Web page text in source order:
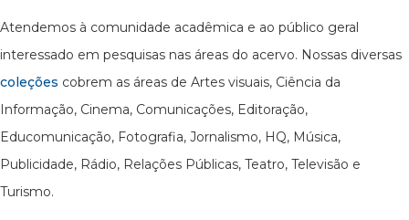
Atendemos à comunidade acadêmica e ao público geral
interessado em pesquisas nas áreas do acervo. Nossas diversas
coleções cobrem as áreas de Artes visuais, Ciência da
Informação, Cinema, Comunicações, Editoração,
Educomunicação, Fotografia, Jornalismo, HQ, Música,
Publicidade, Rádio, Relações Públicas, Teatro, Televisão e
Turismo.